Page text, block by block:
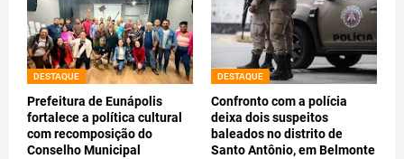
DESTAQUE
Prefeitura de Eunápolis
fortalece a política cultural
com recomposição do
Conselho Municipal
DESTAQUE
Confronto com a polícia
deixa dois suspeitos
baleados no distrito de
Santo Antônio, em Belmonte